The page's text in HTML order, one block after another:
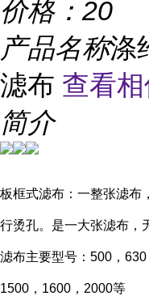
价格： 20
产品名称涤
滤布 查看
简介
板框式滤布：一整张滤布
行烫孔。是一大张滤布，
滤布主要型号： 500 ， 630
1500 ， 1600 ， 2000等